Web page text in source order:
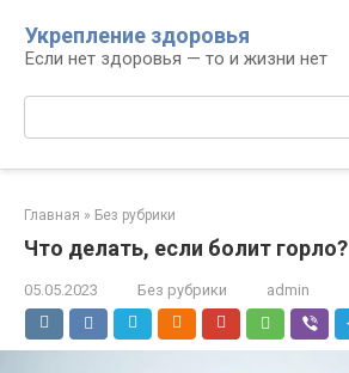
контенту
Укрепление здоровья
Если нет здоровья — то и жизни нет
Поиск:
Главная » Без рубрики
Что делать, если болит горло?
05.05.2023 Без рубрики admin